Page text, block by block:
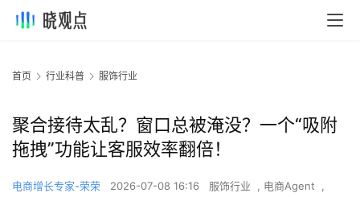
首页 行业科普 服饰行业
聚合接待太乱？窗口总被淹没？一个“吸附
拖拽”功能让客服效率翻倍！
电商增长专家-荣荣 2026-07-08 16:16 服饰行业 , 电商Agent
,